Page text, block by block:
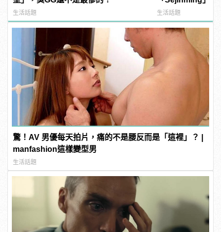
生活話題
了吧！ |
生活話題
驚！AV 男優每天拍片，痛的不是腰反而是「這裡」？ |
manfashion這樣變型男
生活話題